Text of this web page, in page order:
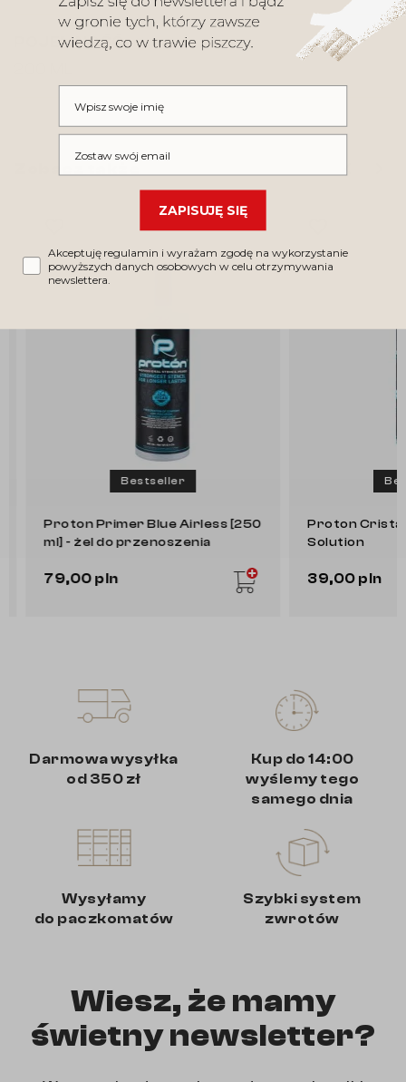
POJEMNOŚĆ
keyboard_arrow_left
Bestseller
Proton Primer Blue Airless [250
ml] - żel do przenoszenia
79,00 pln
Proton Cristal
Solution
39,00 pln
Darmowa wysyłka
od 350 zł
Kup do 14:00
wyślemy tego
samego dnia
Wysyłamy
do paczkomatów
Szybki system
zwrotów
Wiesz, że mamy
świetny newsletter?
ZAPISUJĘ SIĘ
Akceptuję regulamin i wyrażam zgodę na wykorzystanie
powyższych danych osobowych w celu otrzymywania
newslettera.